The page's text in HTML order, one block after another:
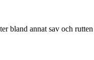
bland annat sav och